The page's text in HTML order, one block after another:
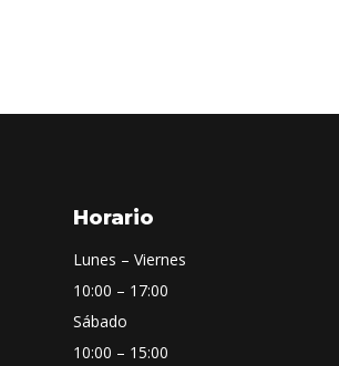
Horario
Lunes – Viernes
10:00 – 17:00
Sábado
10:00 – 15:00